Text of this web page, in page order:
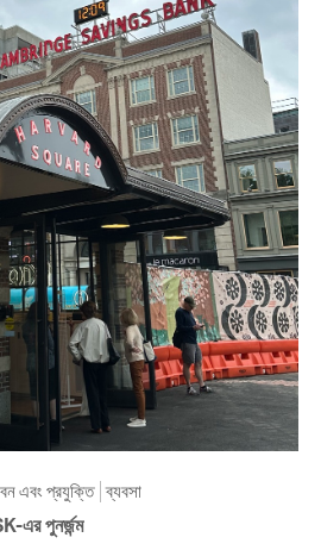
এবং প্রযুক্তি ব্যবসা
পুনর্জন্ম